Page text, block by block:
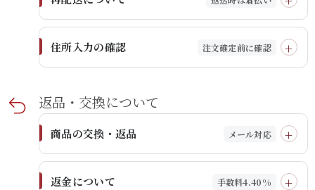
住所入力の確認 注文確定前に確認
返品・​交換に​ついて​
商品の交換・返品 メール対応
返金について 手数料4.40%